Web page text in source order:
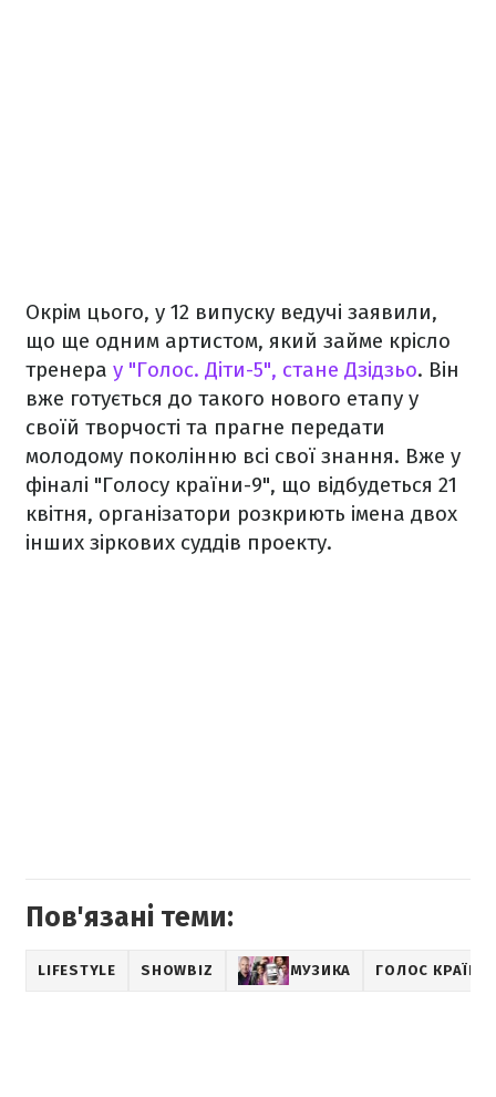
Окрім цього, у 12 випуску ведучі заявили,
що ще одним артистом, який займе крісло
тренера у "Голос. Діти-5", стане Дзідзьо. Він
вже готується до такого нового етапу у
своїй творчості та прагне передати
молодому поколінню всі свої знання. Вже у
фіналі "Голосу країни-9", що відбудеться 21
квітня, організатори розкриють імена двох
інших зіркових суддів проекту.
Пов'язані теми:
LIFESTYLE SHOWBIZ МУЗИКА ГОЛОС